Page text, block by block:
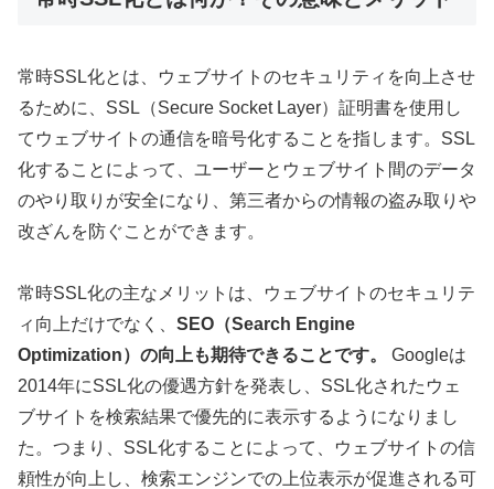
常時SSL化とは、ウェブサイトのセキュリティを向上させ
るために、SSL（Secure Socket Layer）証明書を使用し
てウェブサイトの通信を暗号化することを指します。SSL
化することによって、ユーザーとウェブサイト間のデータ
のやり取りが安全になり、第三者からの情報の盗み取りや
改ざんを防ぐことができます。
常時SSL化の主なメリットは、ウェブサイトのセキュリテ
ィ向上だけでなく、 SEO（Search Engine
Optimization）の向上も期待できることです。
Googleは
2014年にSSL化の優遇方針を発表し、SSL化されたウェ
ブサイトを検索結果で優先的に表示するようになりまし
た。つまり、SSL化することによって、ウェブサイトの信
頼性が向上し、検索エンジンでの上位表示が促進される可